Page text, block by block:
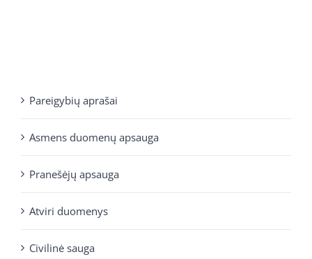
Pareigybių aprašai
Asmens duomenų apsauga
Pranešėjų apsauga
Atviri duomenys
Civilinė sauga